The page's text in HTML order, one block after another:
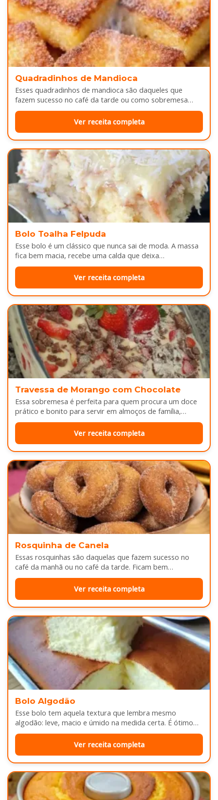
Quadradinhos de Mandioca
Esses quadradinhos de mandioca são daqueles que
fazem sucesso no café da tarde ou como sobremesa
depois do almoço. Por…
Ver receita completa
Bolo Toalha Felpuda
Esse bolo é um clássico que nunca sai de moda. A massa
fica bem macia, recebe uma calda que deixa…
Ver receita completa
Travessa de Morango com Chocolate
Essa sobremesa é perfeita para quem procura um doce
prático e bonito para servir em almoços de família,
aniversários ou…
Ver receita completa
Rosquinha de Canela
Essas rosquinhas são daquelas que fazem sucesso no
café da manhã ou no café da tarde. Ficam bem
douradinhas por…
Ver receita completa
Bolo Algodão
Esse bolo tem aquela textura que lembra mesmo
algodão: leve, macio e úmido na medida certa. É ótimo
pra servir…
Ver receita completa